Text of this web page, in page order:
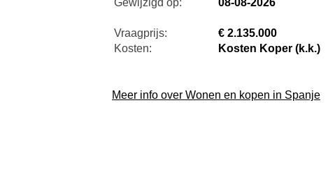
Gewijzigd op:
08-08-2026
Vraagprijs:
€ 2.135.000
Kosten:
Kosten Koper (k.k.)
Meer info over Wonen en kopen in Spanje